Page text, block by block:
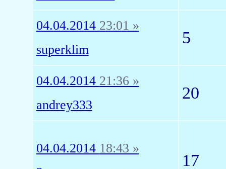
04.04.2014 23:01 »
superklim
5
04.04.2014 21:36 »
andrey333
20
04.04.2014 18:43 »
17